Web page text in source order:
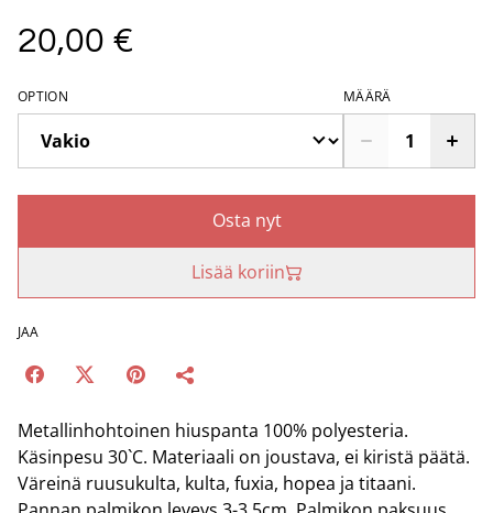
20,00 €
OPTION MÄÄRÄ
Osta nyt
Lisää koriin
JAA
Metallinhohtoinen hiuspanta 100% polyesteria.
Käsinpesu 30`C. Materiaali on joustava, ei kiristä päätä.
Väreinä ruusukulta, kulta, fuxia, hopea ja titaani.